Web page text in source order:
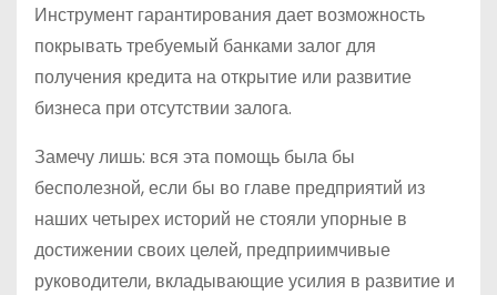
Инструмент гарантирования дает возможность
покрывать требуемый банками залог для
получения кредита на открытие или развитие
бизнеса при отсутствии залога.
Замечу лишь: вся эта помощь была бы
бесполезной, если бы во главе предприятий из
наших четырех историй не стояли упорные в
достижении своих целей, предприимчивые
руководители, вкладывающие усилия в развитие и